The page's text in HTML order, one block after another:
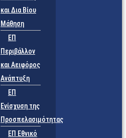
και Δια Βίου
Μάθηση
ΕΠ
Περιβάλλον
και Αειφόρος
Ανάπτυξη
ΕΠ
Ενίσχυση της
Προσπελασιμότητας
ΕΠ Εθνικό